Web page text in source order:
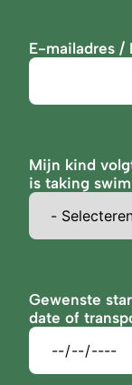
E-mailadres /
Mijn kind
is taking
Gewenste
date of